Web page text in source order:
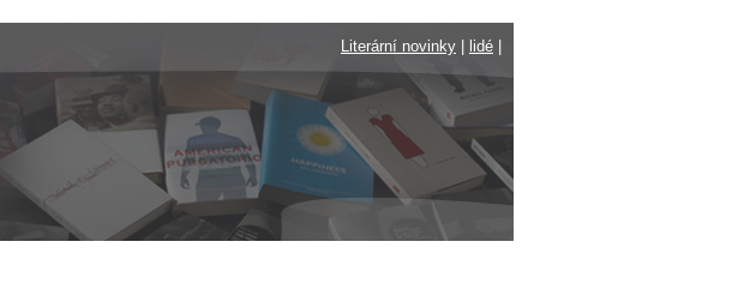
Literární novinky
lidé